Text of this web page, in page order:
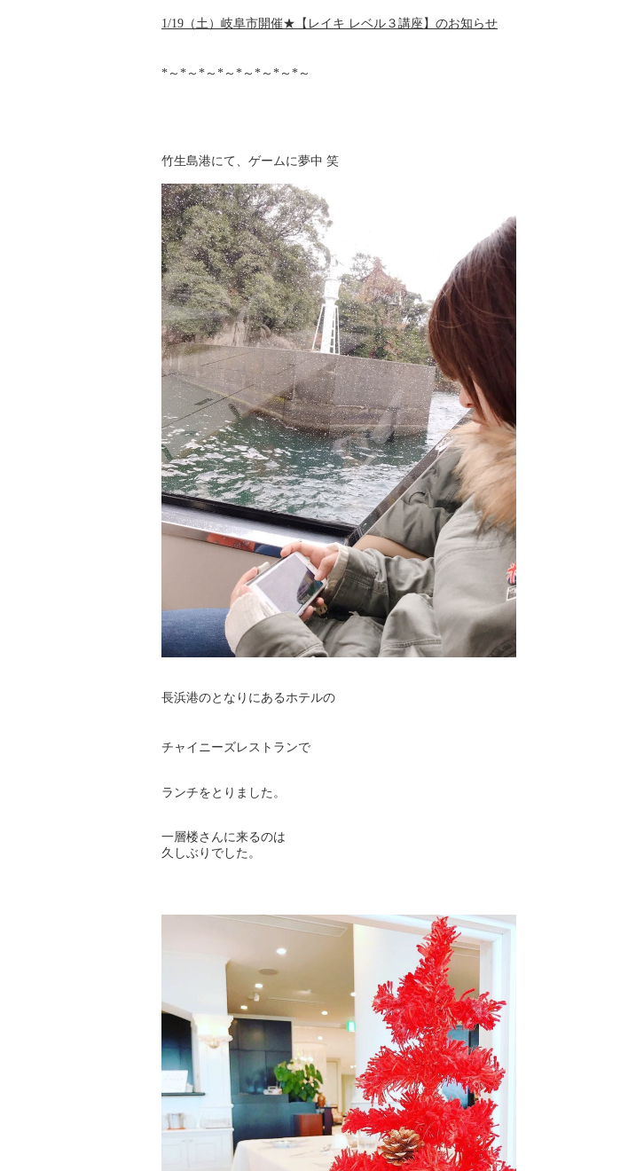
1/19（土）岐阜市開催★【レイキ レベル３講座】のお知らせ
*～*～*～*～*～*～*～*～
竹生島港にて、ゲームに夢中 笑
長浜港のとなりにあるホテルの
チャイニーズレストランで
ランチをとりました。
一層楼さんに来るのは
久しぶりでした。